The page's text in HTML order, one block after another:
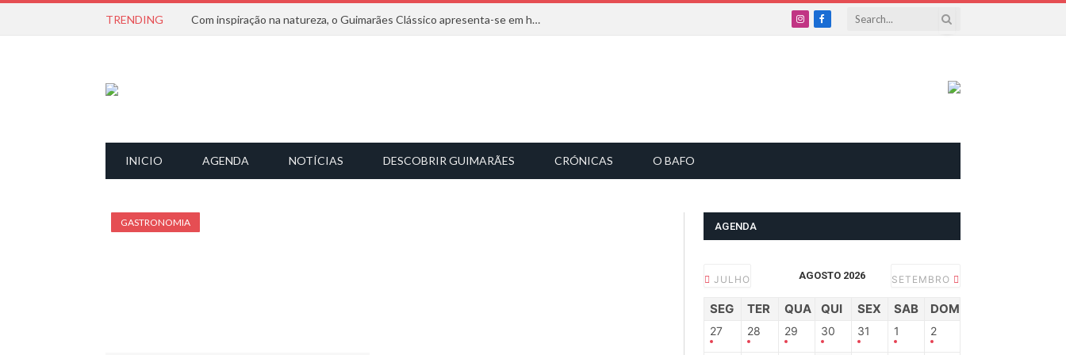
TRENDING Com inspiração na natureza, o Guimarães Clássico apresenta-se em harmonia musical
InstagramFacebook
INICIO AGENDA NOTÍCIAS DESCOBRIR GUIMARÃES CRÓNICAS O BAFO
GASTRONOMIA AGENDA
JULHO AGOSTO 2026 SETEMBRO
SEG TER QUA QUI SEX SAB DOM
27 28 29 30 31 1 2